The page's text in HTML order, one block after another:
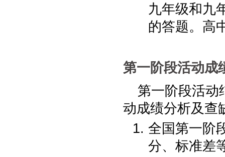
九年级和九
的答题。高
第一阶段活动成
第一阶段活动
动成绩分析及查
全国第一阶
分、标准差